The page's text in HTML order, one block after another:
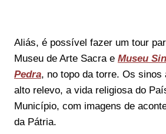
Aliás, é possível fazer um tour
Museu de Arte Sacra e Museu
Pedra, no topo da torre. Os sinos
alto relevo, a vida religiosa do
Município, com imagens de
da Pátria.